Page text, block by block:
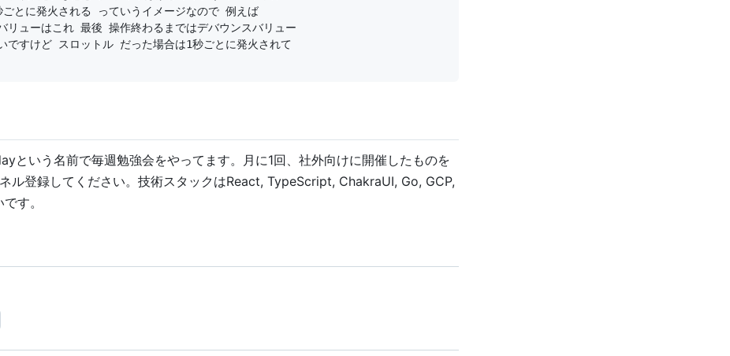
けど スロットル だった場合は1秒ごとに発火されて
という名前で毎週勉強会をやってます。月に1回、社外向けに開催したものを
ル登録してください。技術スタックはReact, TypeScript, ChakraUI, Go, GCP,
す。